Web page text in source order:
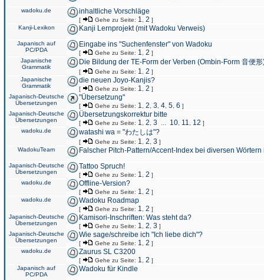
wadoku.de inhaltliche Vorschläge
[ Gehe zu Seite: 1 2 ]
Kanji-Lexikon
Kanji Lernprojekt (mit Wadoku Verweis)
Japanisch auf
PC/PDA
Eingabe ins "Suchenfenster" von Wadoku
[ Gehe zu Seite: 1 2 ]
Japanische
Grammatik
Die Bildung der TE-Form der Verben (Ombin-Form 音便形
[ Gehe zu Seite: 1 2 ]
Japanische
Grammatik
die neuen Joyo-Kanjis?
[ Gehe zu Seite: 1 2 ]
Japanisch-Deutsche
Übersetzungen
"Übersetzung"
[ Gehe zu Seite: 1 2 3 4 5 6 ]
Japanisch-Deutsche
Übersetzungen
Übersetzungskorrektur bitte
[ Gehe zu Seite: 1 2 3 10 11 12 ]
wadoku.de
watashi wa = "わたしは"?
[ Gehe zu Seite: 1 2 3 ]
WadokuTeam
Falscher Pitch-Pattern/Accent-Index bei diversen
Japanisch-Deutsche
Übersetzungen
Tattoo Spruch!
[ Gehe zu Seite: 1 2 ]
wadoku.de
Offline-Version?
[ Gehe zu Seite: 1 2 ]
wadoku.de
Wadoku Roadmap
[ Gehe zu Seite: 1 2 ]
Japanisch-Deutsche
Übersetzungen
Kamisori-Inschriften: Was steht da?
[ Gehe zu Seite: 1 2 3 ]
Japanisch-Deutsche
Übersetzungen
Wie sage/schreibe ich "Ich liebe dich"?
[ Gehe zu Seite: 1 2 ]
wadoku.de
Zaurus SL C3200
[ Gehe zu Seite: 1 2 ]
Japanisch auf
PC/PDA
Wadoku für Kindle